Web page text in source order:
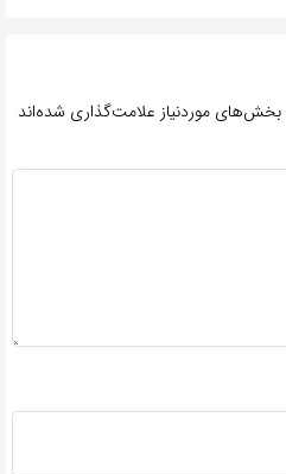
بخش‌های موردنیاز علامت‌گذاری شده‌اند